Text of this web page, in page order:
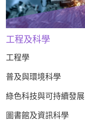
工程及科學
工程學
普及與環境科學
綠色科技與可持續發展
圖書館及資訊科學